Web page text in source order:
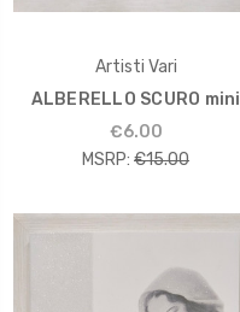
Artisti Vari
ALBERELLO SCURO mini
€6.00
MSRP: €15.00